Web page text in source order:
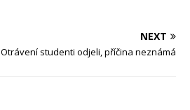
NEXT
Otrávení studenti odjeli, příčina neznámá